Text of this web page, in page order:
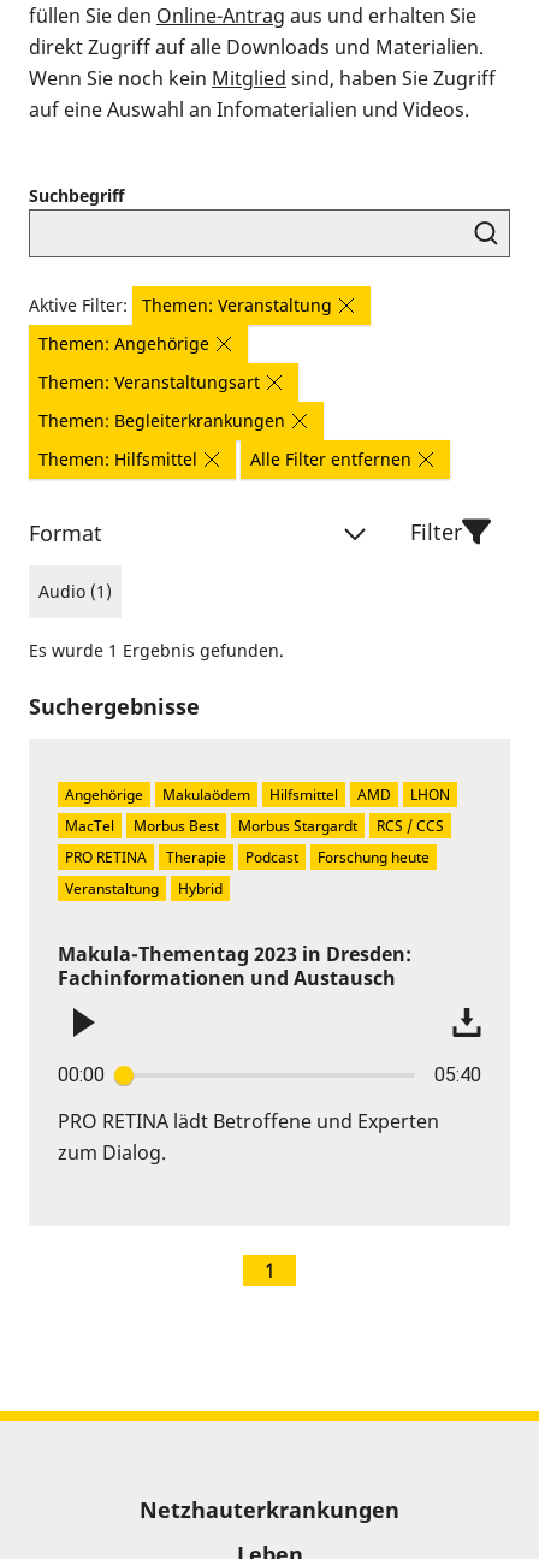
füllen Sie den Online-Antrag aus und erhalten Sie
direkt Zugriff auf alle Downloads und Materialien.
Wenn Sie noch kein Mitglied sind, haben Sie Zugriff
auf eine Auswahl an Infomaterialien und Videos.
Suchbegriff
Aktive Filter:
Themen: Veranstaltung
Themen: Angehörige
Themen: Veranstaltungsart
Themen: Begleiterkrankungen
Themen: Hilfsmittel
Alle Filter entfernen
Format
Audio (1)
Filter
Es wurde 1 Ergebnis gefunden.
Suchergebnisse
Makula-Thementag 2023 in Dresden:
Fachinformationen und Austausch
00:00 05:40
PRO RETINA lädt Betroffene und Experten
zum Dialog.
Angehörige Makulaödem Hilfsmittel AMD
LHON
MacTel
Morbus Best Morbus Stargardt
RCS / CCS
PRO RETINA
Therapie Podcast
Forschung heute
Veranstaltung
Hybrid
1
Netzhauterkrankungen